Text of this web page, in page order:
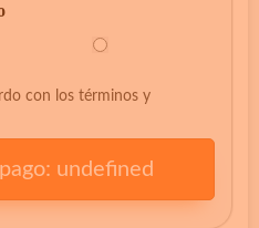
con los términos y
undefined